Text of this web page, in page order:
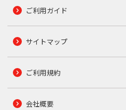
ご利用ガイド
サイトマップ
ご利用規約
会社概要